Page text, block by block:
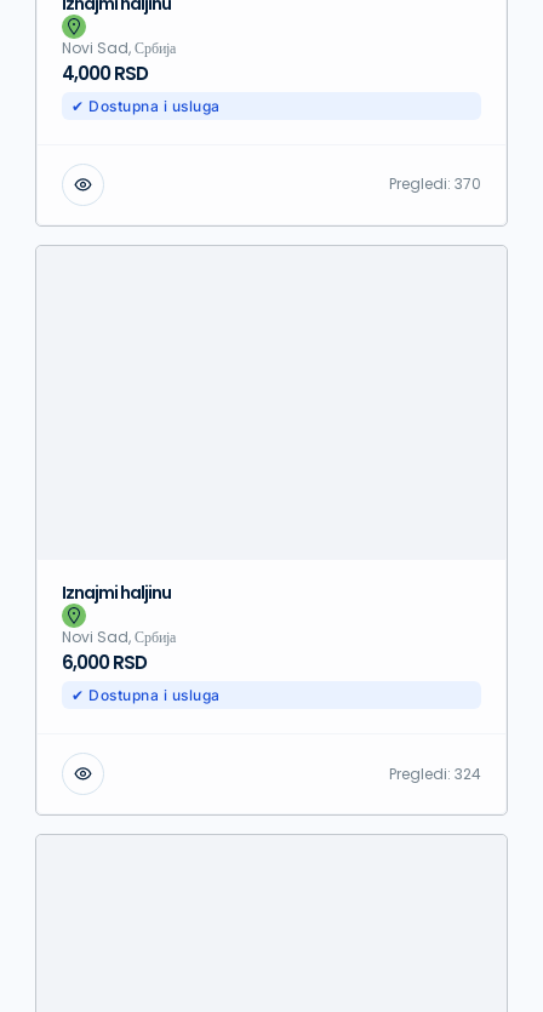
Novi Sad, Србија
4,000 RSD
✔ Dostupna i usluga
Pregledi: 370
Iznajmi haljinu
Novi Sad, Србија
6,000 RSD
✔ Dostupna i usluga
Pregledi: 324